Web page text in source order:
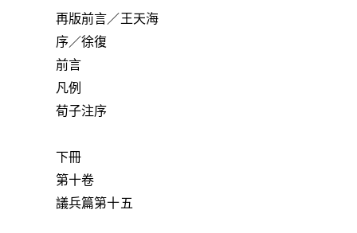
再版前言／王天海
序／徐復
前言
凡例
荀子注序
下冊
第十卷
議兵篇第十五